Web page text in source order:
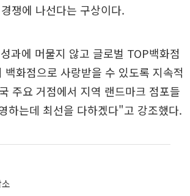
쟁에 나선다는 구상이다.
과에 머물지 않고 글로벌 TOP백화점
화점으로 사랑받을 수 있도록 지속적
주요 거점에서 지역 랜드마크 점포들
하는데 최선을 다하겠다"고 강조했다.